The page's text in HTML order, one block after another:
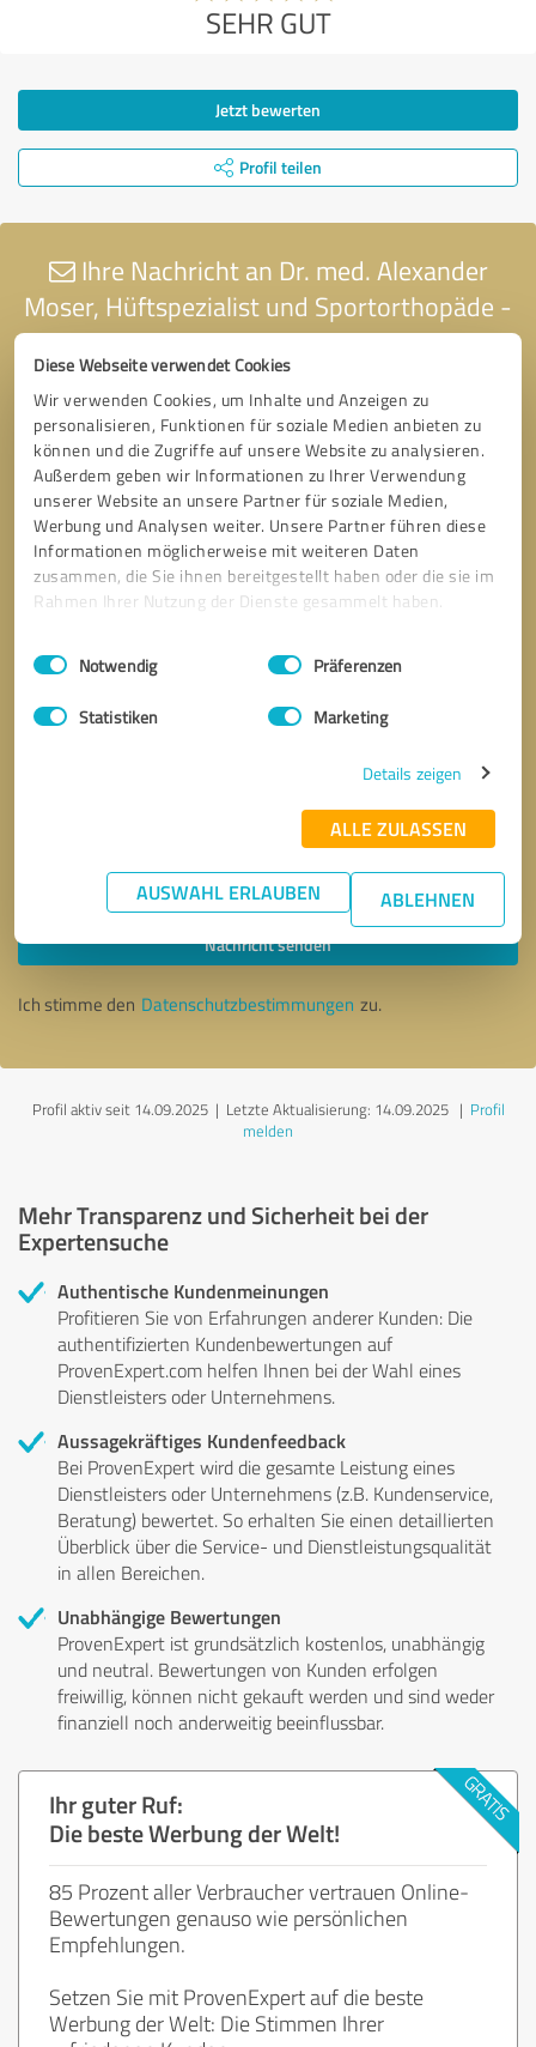
Diese Webseite verwendet Cookies
Wir verwenden Cookies, um Inhalte und Anzeigen zu
personalisieren, Funktionen für soziale Medien anbieten zu
können und die Zugriffe auf unsere Website zu analysieren.
Außerdem geben wir Informationen zu Ihrer Verwendung
unserer Website an unsere Partner für soziale Medien,
Werbung und Analysen weiter. Unsere Partner führen diese
Informationen möglicherweise mit weiteren Daten
zusammen, die Sie ihnen bereitgestellt haben oder die sie im
Rahmen Ihrer Nutzung der Dienste gesammelt haben.
Impressum Datenschutzbestimmungen
Einwilligungsauswahl
Notwendig Präferenzen
Statistiken Marketing
Details zeigen
ALLE ZULASSEN
AUSWAHL ERLAUBEN ABLEHNEN
SEHR GUT
Jetzt bewerten
Profil teilen
Ihre Nachricht an Dr. med. Alexander
Moser, Hüftspezialist und Sportorthopäde -
Privatsprechstunde
Bitte um Rückruf * Erforderliche Angaben
Nachricht senden
Ich stimme den Datenschutzbestimmungen zu.
Profil aktiv seit 14.09.2025 | Letzte Aktualisierung: 14.09.2025| Profil
melden
Mehr Transparenz und Sicherheit bei der
Expertensuche
Authentische Kundenmeinungen
Profitieren Sie von Erfahrungen anderer Kunden: Die
authentifizierten Kundenbewertungen auf
ProvenExpert.com helfen Ihnen bei der Wahl eines
Dienstleisters oder Unternehmens.
Aussagekräftiges Kundenfeedback
Bei ProvenExpert wird die gesamte Leistung eines
Dienstleisters oder Unternehmens (z.B. Kundenservice,
Beratung) bewertet. So erhalten Sie einen detaillierten
Überblick über die Service- und Dienstleistungsqualität
in allen Bereichen.
Unabhängige Bewertungen
ProvenExpert ist grundsätzlich kostenlos, unabhängig
und neutral. Bewertungen von Kunden erfolgen
freiwillig, können nicht gekauft werden und sind weder
finanziell noch anderweitig beeinflussbar.
Ihr guter Ruf:
Die beste Werbung der Welt!
85 Prozent aller Verbraucher vertrauen Online-
Bewertungen genauso wie persönlichen
Empfehlungen.
Setzen Sie mit ProvenExpert auf die beste
Werbung der Welt: Die Stimmen Ihrer